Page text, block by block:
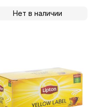
Нет в наличии